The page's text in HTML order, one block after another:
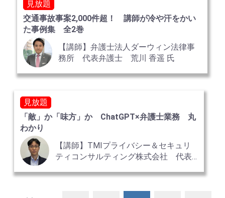
見放題
交通事故事案2,000件超！ 講師が冷や汗をかい
た事例集 全2巻
【講師】弁護士法人ダーウィン法律事
務所 代表弁護士 荒川 香遥 氏
見放題
「敵」か「味方」か ChatGPT×弁護士業務 丸
わかり
【講師】TMIプライバシー＆セキュリ
ティコンサルティング株式会社 代表